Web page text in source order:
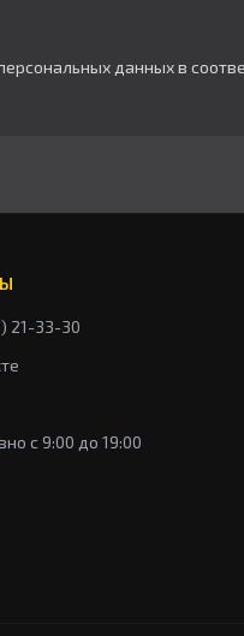
данных в
21-33-30
с 9:00 до 19:00